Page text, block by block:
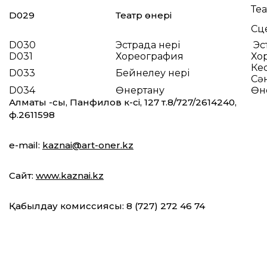
D029 Театр өнері
D030
Эстрада өнері
D031
Хореография
D033
Бейнелеу өнері
D034
Өнертану
Алматы қ-сы, Панфилов к-сі, 127 т.8/727/2614240,
ф.2611598
e-mail: kaznai@art-oner.kz
Сайт: www.kaznai.kz
Қабылдау комиссиясы: 8 (727) 272 46 74